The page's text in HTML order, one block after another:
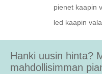
pienet kaapin
led kaapin
Hanki uusin hinta?
mahdollisimman